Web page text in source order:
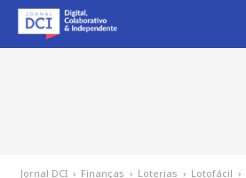
Jornal DCI › Finanças › Loterias › Lotofácil ›